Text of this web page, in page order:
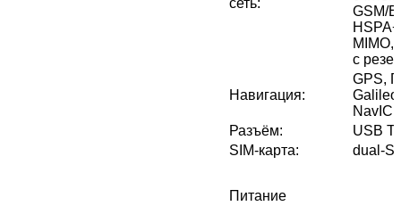
GSM/
MIMO,
с
Навигация:
GPS,
NavIC
Разъём:
USB
SIM-карта: dual-
Питание